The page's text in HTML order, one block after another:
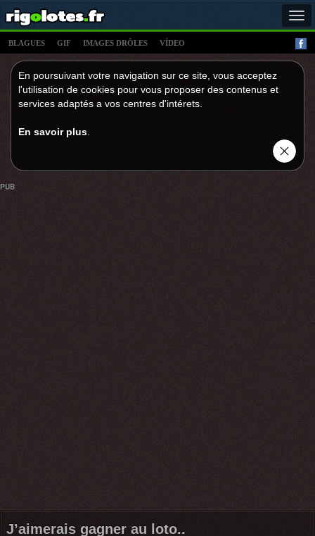
BLAGUES GIF IMAGES DRÔLES VÍDEO
En poursuivant votre navigation sur ce site, vous acceptez
l'utilisation de cookies pour vous proposer des contenus et
services adaptés a vos centres d'intérets.
En savoir plus
PUB
J’aimerais gagner au loto..